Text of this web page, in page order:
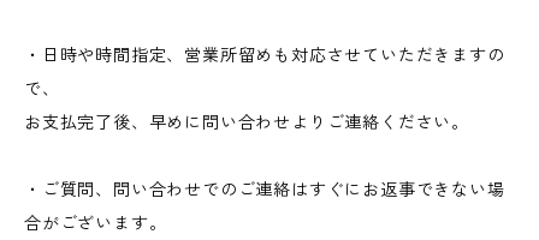
・日時や時間指定、営業所留めも対応させていただきますの
で、
お支払完了後、早めに問い合わせよりご連絡ください。
・ご質問、問い合わせでのご連絡はすぐにお返事できない場
合がございます。